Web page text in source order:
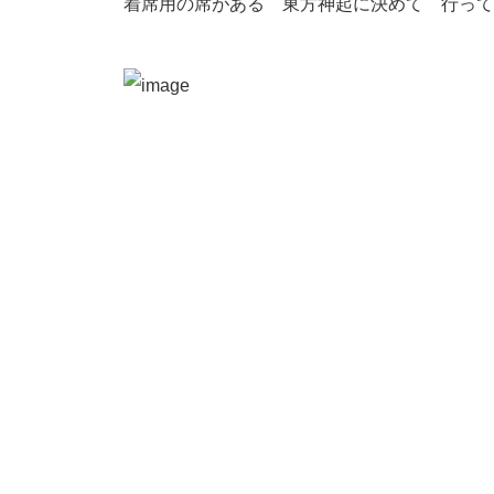
着席用の席がある 東方神起に決めて 行って